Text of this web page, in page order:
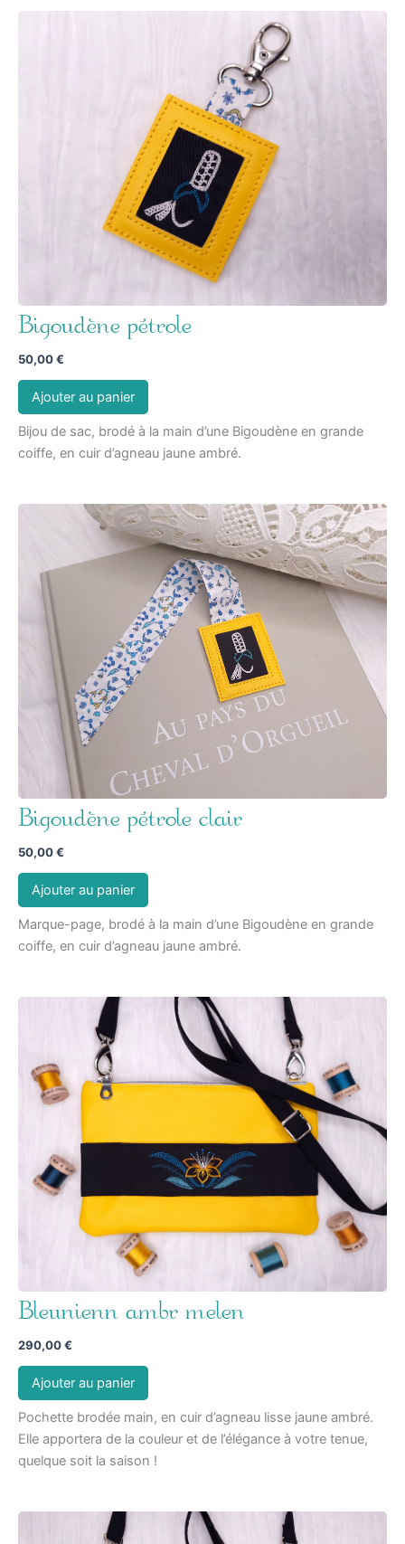
Bigoudène pétrole
50,00€
Ajouter au panier
Bijou de sac, brodé à la main d’une Bigoudène en grande
coiffe, en cuir d’agneau jaune ambré.
Bigoudène pétrole clair
50,00€
Ajouter au panier
Marque-page, brodé à la main d’une Bigoudène en grande
coiffe, en cuir d’agneau jaune ambré.
Bleunienn ambr melen
290,00€
Ajouter au panier
Pochette brodée main, en cuir d’agneau lisse jaune ambré.
Elle apportera de la couleur et de l’élégance à votre tenue,
quelque soit la saison !